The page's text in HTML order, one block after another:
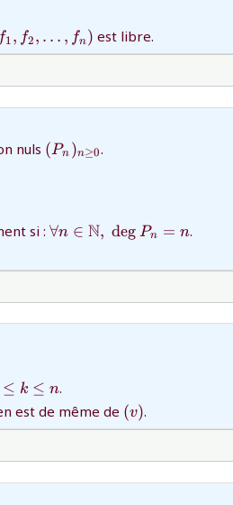
f1 , f2 , … , fn) est libre.
nuls {(P_n)_{n\ge0}}
(Pn )n≥0.
si :{\forall
P_n=n}
∀n ∈ N, deg Pn = n.
≤ k ≤ n.
est de même de {(v)}
(v).